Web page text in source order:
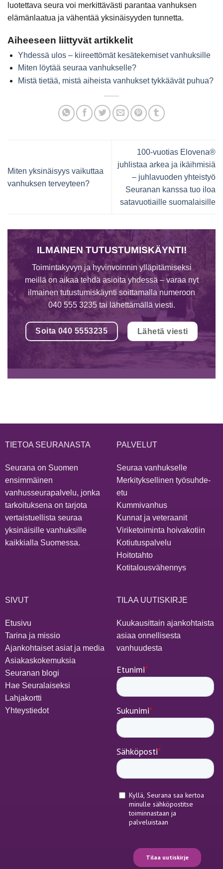
luotettava seura voi merkittävästi parantaa vanhuksen
elämänlaatua ja vähentää yksinäisyyden tunnetta.
Aiheeseen liittyvät artikkelit
Yhdessä ulos – kiireettömät kesätekemiset vanhuksille
Miten löytää seuraa vanhukselle?
Mistä tietää, mistä aiheista vanhukset tykkäävät puhua?
Miten yksinäisyys vaikuttaa
vanhuksen terveyteen?
100-vuotias Elovena®
juhlistaa arkea ja ikäihmisiä
– juhlavuoden yhteistyö
Seuranan kanssa tuo iloa
satavuotiaille suomalaisille
ILMAINEN TUTUSTUMISKÄYNTI!
Toimintakyvyn ja hyvinvoinnin ylläpitämiseksi
meillä on aikaa tehdä asioita yhdessä – varaa nyt
ilmainen tutustumiskäynti soittamalla numeroon
040 555 3235 tai lähettämällä viesti.
Soita 040 5553235 Lähetä viesti
TIETOA SEURANASTA
Seurana on Suomen
ensimmäinen
vanhusseurapalvelu, jonka
tarkoituksena on tarjota
vertaistuellista seuraa
yksinäisille vanhuksille
kaikkialla Suomessa.
PALVELUT
Seuraa vanhukselle
Merkityksellinen työsuhde-
etu
Kummivanhus
Kunnat ja veteraanit
Viriketoiminta hoivakotiin
Kotiutuspalvelu
Hoitotahto
Kotitalousvähennys
SIVUT
Etusivu
Tarina ja missio
Ajankohtaiset asiat ja media
Asiakaskokemuksia
Seuranan blogi
Hae Seuralaiseksi
Lahjakortti
Yhteystiedot
TILAA UUTISKIRJE
Kuukausittain ajankohtaista
asiaa onnellisesta
vanhuudesta